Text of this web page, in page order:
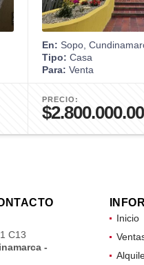
En: Sopo,
Tipo: Casa
Para: Venta
PRECIO:
C13
-
Inicio